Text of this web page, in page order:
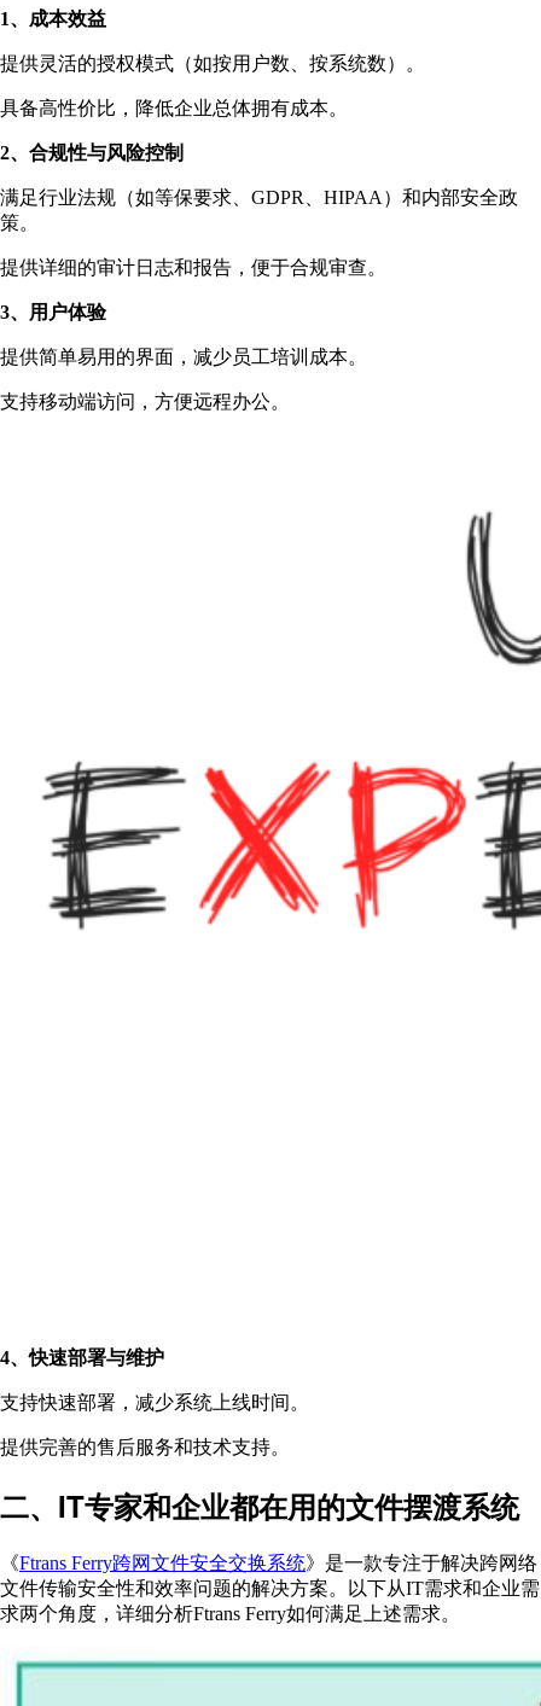
1、成本效益
提供灵活的授权模式（如按用户数、按系统数）。
具备高性价比，降低企业总体拥有成本。
2、合规性与风险控制
满足行业法规（如等保要求、GDPR、HIPAA）和内部安全政
策。
提供详细的审计日志和报告，便于合规审查。
3、用户体验
提供简单易用的界面，减少员工培训成本。
支持移动端访问，方便远程办公。
4、快速部署与维护
支持快速部署，减少系统上线时间。
提供完善的售后服务和技术支持。
二、IT专家和企业都在用的文件摆渡系统
《Ftrans Ferry跨网文件安全交换系统》是一款专注于解决跨网络
文件传输安全性和效率问题的解决方案。以下从IT需求和企业需
求两个角度，详细分析Ftrans Ferry如何满足上述需求。